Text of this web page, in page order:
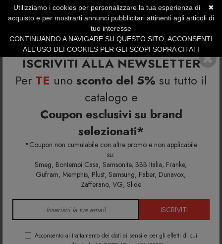
ISCRIVITI ALLA NEWSLETTER
Per TE uno sconto del 5% su tutto il
catalogo e
Coupon esclusivi su brand
selezionati*
*Coupon non cumulabile con altre promo e non applicabile
su:
Smeg, Bontempi Casa, Samsonite, BBB Italia, Franke,
Gufram, Memphis, Plust, Samsung, Faber, Dunavox,
Zafferano, VG, Slide
ISCRIVITI
Acconsento al trattamento dei dati ai sensi e per gli effetti di cui
SERVIZIO CLIENTI +39.0773.470.562
SUMMER SALES | Fino al 31 Agosto
Richiedi info e un'offerta personalizzata per te
Nastro 563.31 lampada da tavolo
Richiedi maggiori info e la tua
offerta personalizzata per
Nastro 563.31 lampada da
tavolo
✖
Utilizziamo i cookies per personalizzare la tua esperienza di
acquisto e per mostrarti annunci pubblicitari attinenti agli articoli di
tuo interesse
CONTINUANDO A NAVIGARE SU QUESTO SITO, ACCONSENTI
ALL'USO DEI COOKIES PER GLI SCOPI SOPRA CITATI